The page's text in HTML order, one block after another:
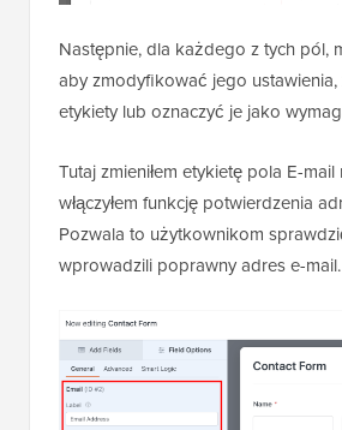
Następnie, dla każdego z tych pól,
aby zmodyfikować jego
etykiety lub oznaczyć je jako
Tutaj zmieniłem etykietę pola E-
włączyłem funkcję potwierdzenia
Pozwala to użytkownikom
wprowadzili poprawny adres e-mail.